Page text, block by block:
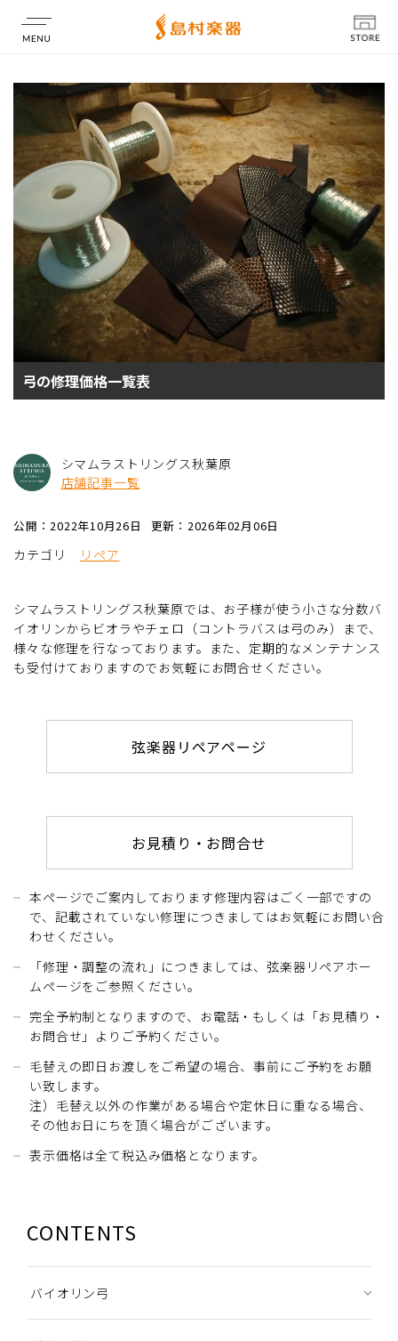
店舗情報
弓の修理価格一覧表
シマムラストリングス秋葉原
店舗記事一覧
公開：2022年10月26日 更新：2026年02月06日
カテゴリ リペア
シマムラストリングス秋葉原では、お子様が使う小さな分数バ
イオリンからビオラやチェロ（コントラバスは弓のみ）まで、
様々な修理を行なっております。また、定期的なメンテナンス
も受付けておりますのでお気軽にお問合せください。
弦楽器リペアページ
お見積り・お問合せ
本ページでご案内しております修理内容はごく一部ですの
で、記載されていない修理につきましてはお気軽にお問い合
わせください。
「修理・調整の流れ」につきましては、弦楽器リペアホー
ムページをご参照ください。
完全予約制となりますので、お電話・もしくは「お見積り・
お問合せ」よりご予約ください。
毛替えの即日お渡しをご希望の場合、事前にご予約をお願
い致します。
注）毛替え以外の作業がある場合や定休日に重なる場合、
その他お日にちを頂く場合がございます。
表示価格は全て税込み価格となります。
CONTENTS
バイオリン弓